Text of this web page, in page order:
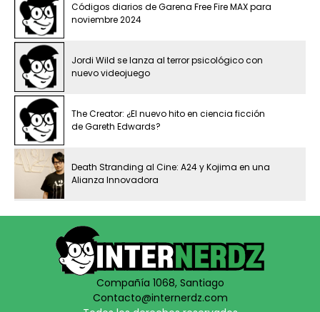
Códigos diarios de Garena Free Fire MAX para
noviembre 2024
Jordi Wild se lanza al terror psicológico con
nuevo videojuego
The Creator: ¿El nuevo hito en ciencia ficción
de Gareth Edwards?
Death Stranding al Cine: A24 y Kojima en una
Alianza Innovadora
Compañía 1068, Santiago
Contacto@internerdz.com